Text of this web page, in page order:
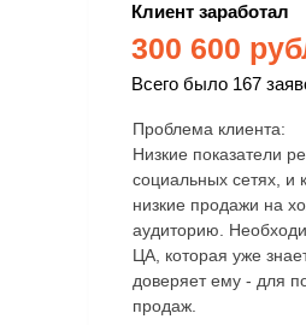
Клиент заработал
300 600
Всего было 167
Проблема клиента:
Низкие показатели
социальных сетях, и
низкие продажи на
аудиторию.
ЦА, которая уже
доверяет ему - для
продаж.